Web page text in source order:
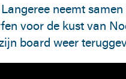
neemt
voor de kust van
board weer